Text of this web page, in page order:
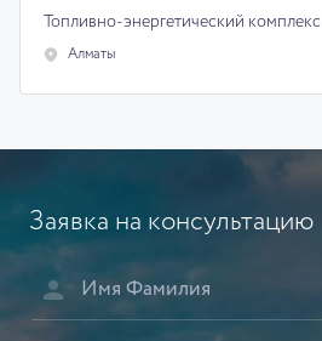
Топливно-энергетический комплекс
Алматы
Заявка на консультацию